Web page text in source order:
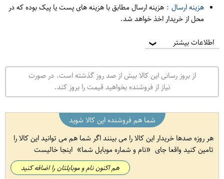
هزینه ارسال : هزینه ارسال مطابق با هزینه های پست یا پیک بوده که در
محل از خریدار اخذ خواهد شد.
اطلاعات بیشتر ❯
از بروز رسانی این کالا بیش از صد روز گذشته است. در صورت
نیاز از فروشنده بخواهید قیمت را بروز کند.
شما هم فروشنده این کالا شوید
هر روزه صدها خریدار این کالا را می بینند اگر شما هم می توانید این کالا را
تامین کنید واقعا جای
نام و شماره موبایل شما اینجا خالیست
هم اکنون نام و موبایلتان را اضافه کنید